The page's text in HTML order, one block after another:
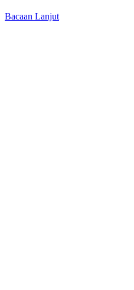
Bacaan Lanjut